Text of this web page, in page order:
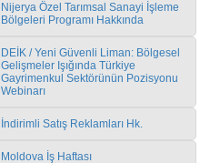
Nijerya Özel Tarımsal Sanayi İşleme
Bölgeleri Programı Hakkında
DEİK / Yeni Güvenli Liman: Bölgesel
Gelişmeler Işığında Türkiye
Gayrimenkul Sektörünün Pozisyonu
Webinarı
İndirimli Satış Reklamları Hk.
Moldova İş Haftası